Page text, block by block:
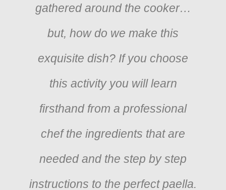
gathered around the cooker…
but, how do we make this
exquisite dish? If you choose
this activity you will learn
firsthand from a professional
chef the ingredients that are
needed and the step by step
instructions to the perfect paella.